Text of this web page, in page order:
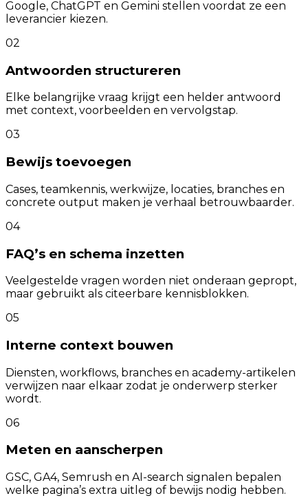
Google, ChatGPT en Gemini stellen voordat ze een
leverancier kiezen.
02
Antwoorden structureren
Elke belangrijke vraag krijgt een helder antwoord
met context, voorbeelden en vervolgstap.
03
Bewijs toevoegen
Cases, teamkennis, werkwijze, locaties, branches en
concrete output maken je verhaal betrouwbaarder.
04
FAQ’s en schema inzetten
Veelgestelde vragen worden niet onderaan gepropt,
maar gebruikt als citeerbare kennisblokken.
05
Interne context bouwen
Diensten, workflows, branches en academy-artikelen
verwijzen naar elkaar zodat je onderwerp sterker
wordt.
06
Meten en aanscherpen
GSC, GA4, Semrush en AI-search signalen bepalen
welke pagina’s extra uitleg of bewijs nodig hebben.